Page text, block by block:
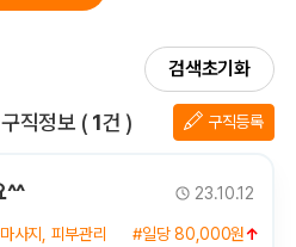
검색초기화
직정보 전체 목록
( 1건 ) 구직등록
23.10.12
^^
사지, 피부관리 #일당 80,000원↑